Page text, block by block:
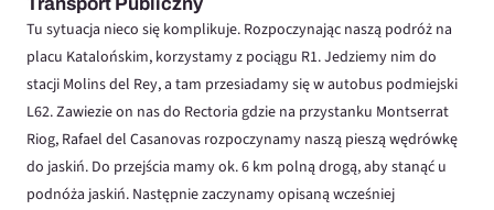
Transport Publiczny
Tu sytuacja nieco się komplikuje. Rozpoczynając naszą podróż na
placu Katalońskim, korzystamy z pociągu R1. Jedziemy nim do
stacji Molins del Rey, a tam przesiadamy się w autobus podmiejski
L62. Zawiezie on nas do Rectoria gdzie na przystanku Montserrat
Riog, Rafael del Casanovas rozpoczynamy naszą pieszą wędrówkę
do jaskiń. Do przejścia mamy ok. 6 km polną drogą, aby stanąć u
podnóża jaskiń. Następnie zaczynamy opisaną wcześniej